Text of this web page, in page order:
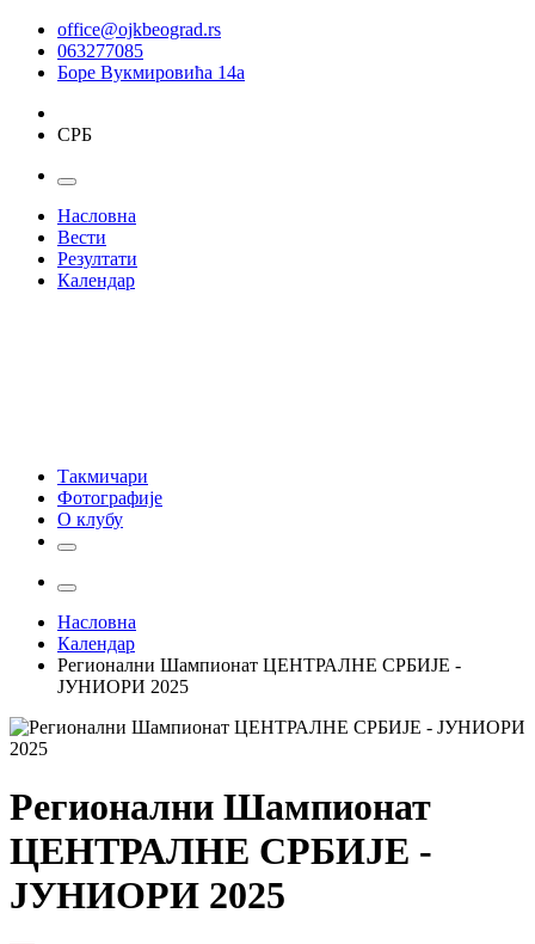
office@ojkbeograd.rs
063277085
Боре Вукмировића 14а
СРБ
Насловна
Вести
Резултати
Календар
Такмичари
Фотографије
О клубу
Насловна
Календар
Регионални Шампионат ЦЕНТРАЛНЕ СРБИЈЕ -
ЈУНИОРИ 2025
Регионални Шампионат
ЦЕНТРАЛНЕ СРБИЈЕ -
ЈУНИОРИ 2025